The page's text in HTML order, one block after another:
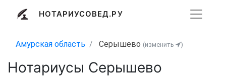
НОТАРИУСОВЕД.РУ
Амурская область Серышево (изменить )
Нотариусы Серышево